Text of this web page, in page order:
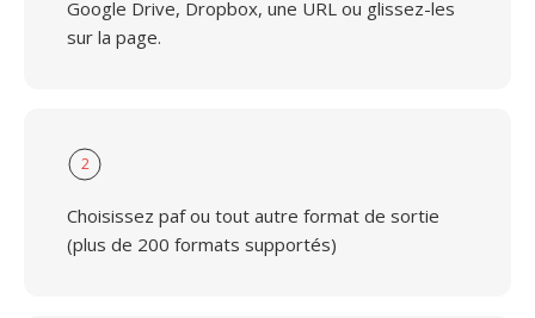
Google Drive, Dropbox, une URL ou glissez-les
sur la page.
2
Choisissez paf ou tout autre format de sortie
(plus de 200 formats supportés)